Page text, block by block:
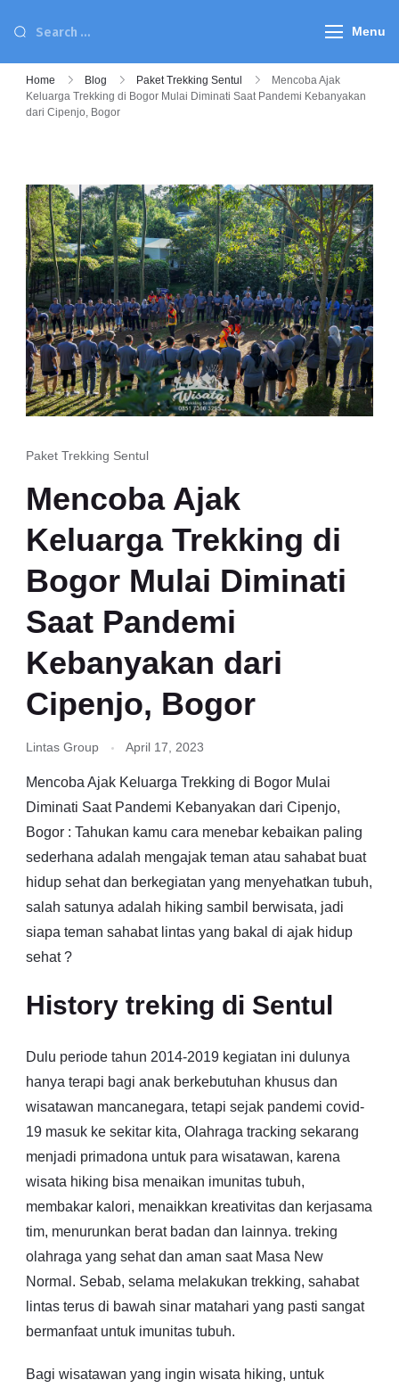
Menu
Home Blog Paket Trekking Sentul
Mencoba Ajak
Keluarga Trekking di Bogor Mulai Diminati Saat Pandemi Kebanyakan
dari Cipenjo, Bogor
Paket Trekking Sentul
Mencoba Ajak
Keluarga Trekking di
Bogor Mulai Diminati
Saat Pandemi
Kebanyakan dari
Cipenjo, Bogor
Lintas Group April 17, 2023
Mencoba Ajak Keluarga Trekking di Bogor Mulai
Diminati Saat Pandemi Kebanyakan dari Cipenjo,
Bogor : Tahukan kamu cara menebar kebaikan paling
sederhana adalah mengajak teman atau sahabat buat
hidup sehat dan berkegiatan yang menyehatkan tubuh,
salah satunya adalah hiking sambil berwisata, jadi
siapa teman sahabat lintas yang bakal di ajak hidup
sehat ?
History treking di Sentul
Dulu periode tahun 2014-2019 kegiatan ini dulunya
hanya terapi bagi anak berkebutuhan khusus dan
wisatawan mancanegara, tetapi sejak pandemi covid-
19 masuk ke sekitar kita, Olahraga tracking sekarang
menjadi primadona untuk para wisatawan, karena
wisata hiking bisa menaikan imunitas tubuh,
membakar kalori, menaikkan kreativitas dan kerjasama
tim, menurunkan berat badan dan lainnya. treking
olahraga yang sehat dan aman saat Masa New
Normal. Sebab, selama melakukan trekking, sahabat
lintas terus di bawah sinar matahari yang pasti sangat
bermanfaat untuk imunitas tubuh.
Bagi wisatawan yang ingin wisata hiking, untuk